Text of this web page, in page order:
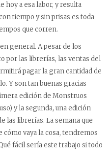
a esa labor, y resulta
tiempo y sin prisas es toda
que corren.
general. A pesar de los
por las librerías, las ventas del
pagar la gran cantidad de
Y son tan buenas gracias
edición de Monstruos
y la segunda, una edición
las librerías. La semana que
vaya la cosa, tendremos
fácil sería este trabajo si todo